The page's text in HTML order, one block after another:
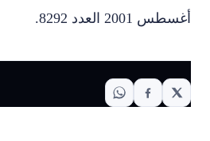
أغسطس 2001 العدد 8292.